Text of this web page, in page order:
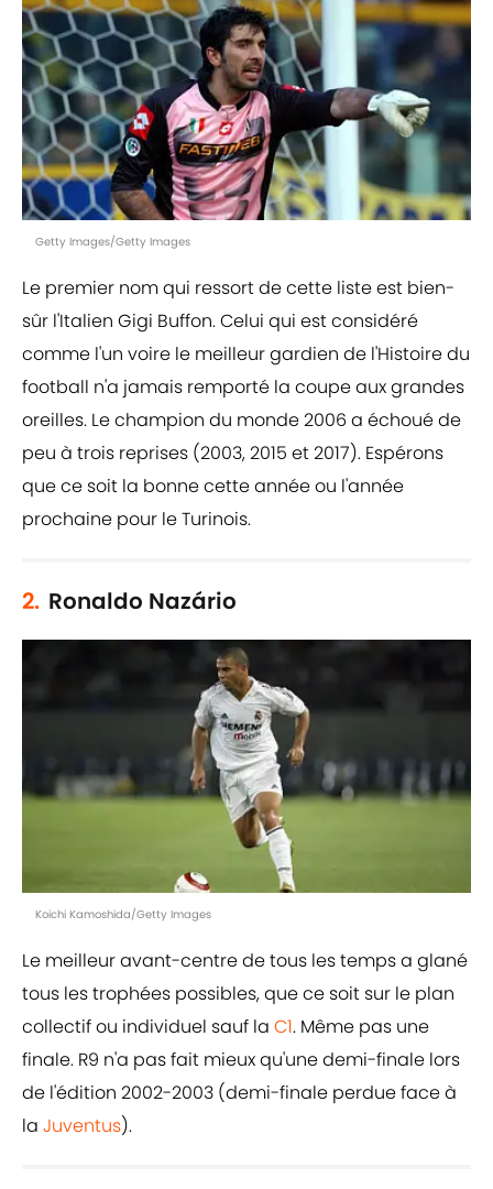
Getty Images/Getty Images
Le premier nom qui ressort de cette liste est bien-
sûr l'Italien Gigi Buffon. Celui qui est considéré
comme l'un voire le meilleur gardien de l'Histoire du
football n'a jamais remporté la coupe aux grandes
oreilles. Le champion du monde 2006 a échoué de
peu à trois reprises (2003, 2015 et 2017). Espérons
que ce soit la bonne cette année ou l'année
prochaine pour le Turinois.
2. Ronaldo Nazário
Koichi Kamoshida/Getty Images
Le meilleur avant-centre de tous les temps a glané
tous les trophées possibles, que ce soit sur le plan
collectif ou individuel sauf la C1. Même pas une
finale. R9 n'a pas fait mieux qu'une demi-finale lors
de l'édition 2002-2003 (demi-finale perdue face à
la Juventus).